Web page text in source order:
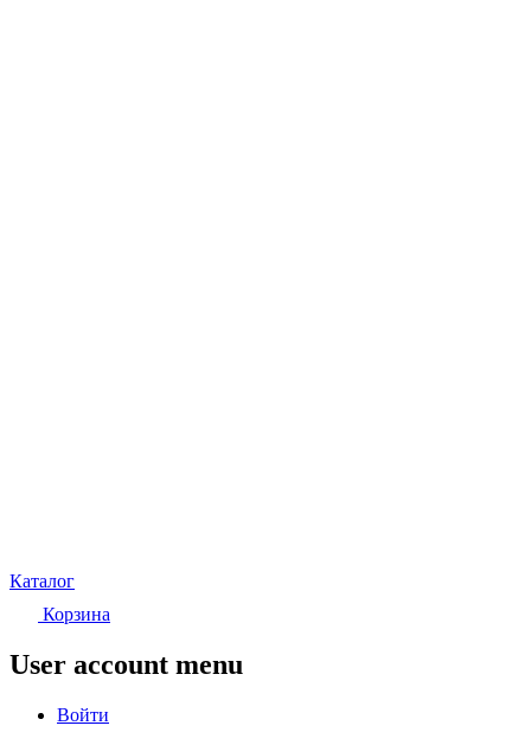
Каталог
Корзина
User account menu
Войти